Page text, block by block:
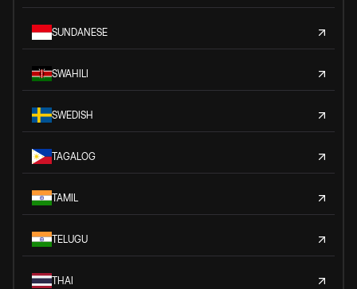
SUNDANESE
SWAHILI
SWEDISH
TAGALOG
TAMIL
TELUGU
THAI